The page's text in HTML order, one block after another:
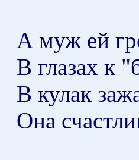
А муж ей
В глазах к
В кулак
Она